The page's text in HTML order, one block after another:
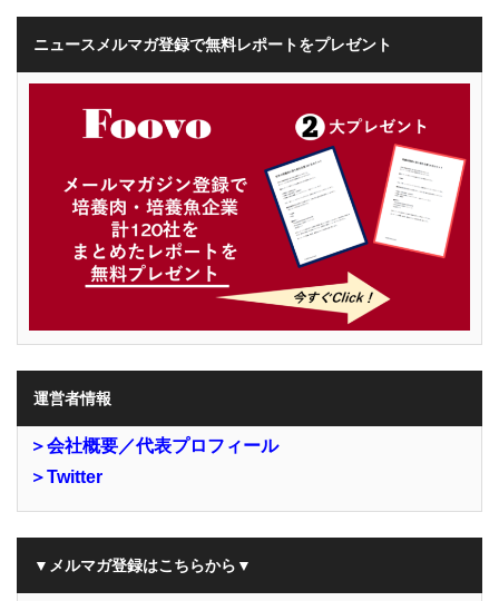
ニュースメルマガ登録で無料レポートをプレゼント
運営者情報
＞会社概要／代表プロフィール
＞Twitter
▼メルマガ登録はこちらから▼